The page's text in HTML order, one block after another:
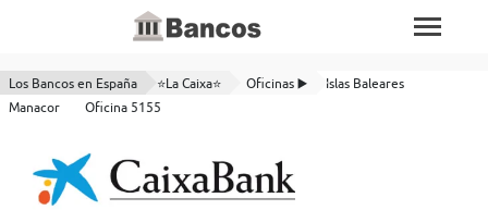
Los Bancos en España ⭐La Caixa⭐ Oficinas ▶️
Islas Baleares
Manacor
Oficina 5155